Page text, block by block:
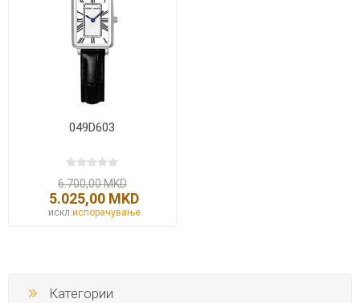
049D603
6.700,00 MKD
5.025,00 MKD
искл. испорачување
Категории